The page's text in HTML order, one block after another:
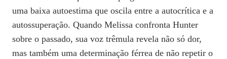
uma baixa autoestima que oscila entre a autocrítica e a
autossuperação. Quando Melissa confronta Hunter
sobre o passado, sua voz trêmula revela não só dor,
mas também uma determinação férrea de não repetir o